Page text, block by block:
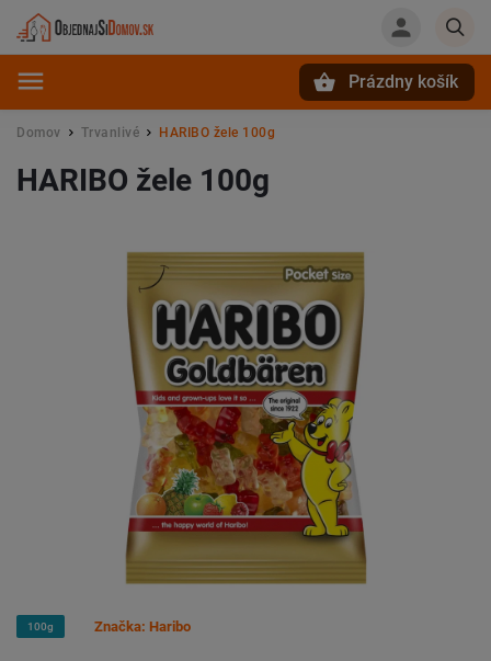
Prázdny košík
Domov / Trvanlivé / HARIBO žele 100g
HARIBO žele 100g
100g Značka: Haribo